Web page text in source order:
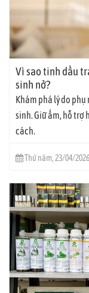
Vì sao tinh dầu
sinh nở?
Khám phá lý do
sinh. Giữ ấm, hỗ trợ
cách.
Thứ năm, 23/04/2026